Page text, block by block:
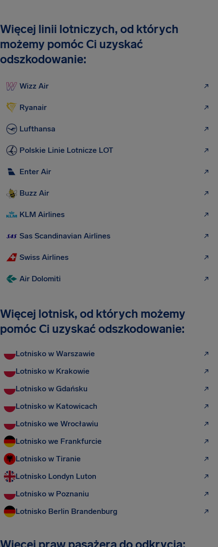
Więcej linii lotniczych, od których
możemy pomóc Ci uzyskać
odszkodowanie:
Wizz Air
Ryanair
Lufthansa
Polskie Linie Lotnicze LOT
Enter Air
Buzz Air
KLM Airlines
Sas Scandinavian Airlines
Swiss Airlines
Air Dolomiti
Więcej lotnisk, od których możemy
pomóc Ci uzyskać odszkodowanie:
Lotnisko w Warszawie
Lotnisko w Krakowie
Lotnisko w Gdańsku
Lotnisko w Katowicach
Lotnisko we Wrocławiu
Lotnisko we Frankfurcie
Lotnisko w Tiranie
Lotnisko Londyn Luton
Lotnisko w Poznaniu
Lotnisko Berlin Brandenburg